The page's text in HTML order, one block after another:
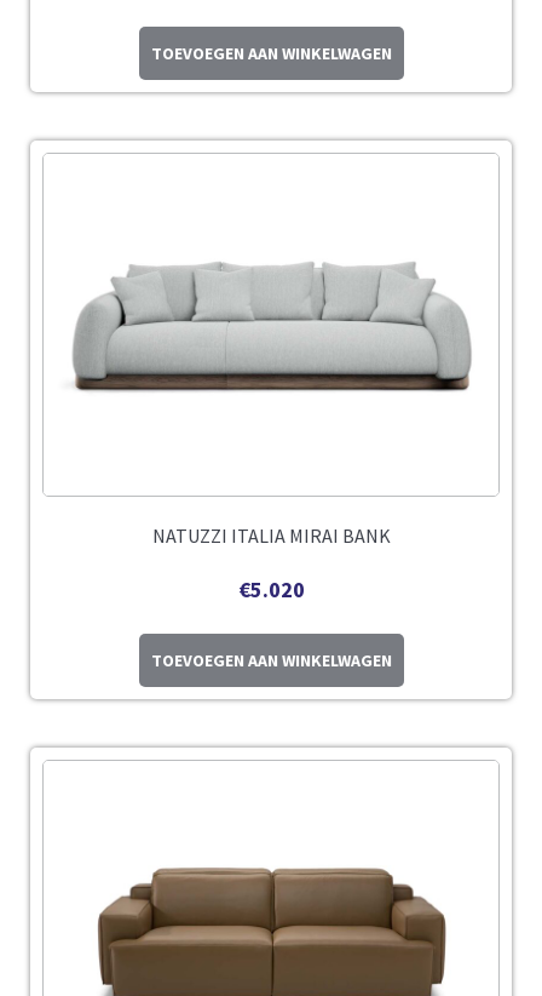
TOEVOEGEN AAN WINKELWAGEN
NATUZZI ITALIA MIRAI BANK
€5.020
TOEVOEGEN AAN WINKELWAGEN